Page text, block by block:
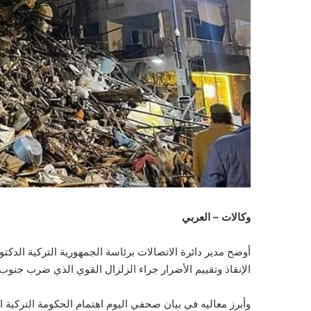
وكالات – العربي
أوضح مدير دائرة الاتصالات برئاسة الجمهورية التركية
الإنقاذ وتقييم الأضرار جراء الزلزال القوي الذي ضرب
وأبرز معاليه في بيان صحفي اليوم اهتمام الحكومة